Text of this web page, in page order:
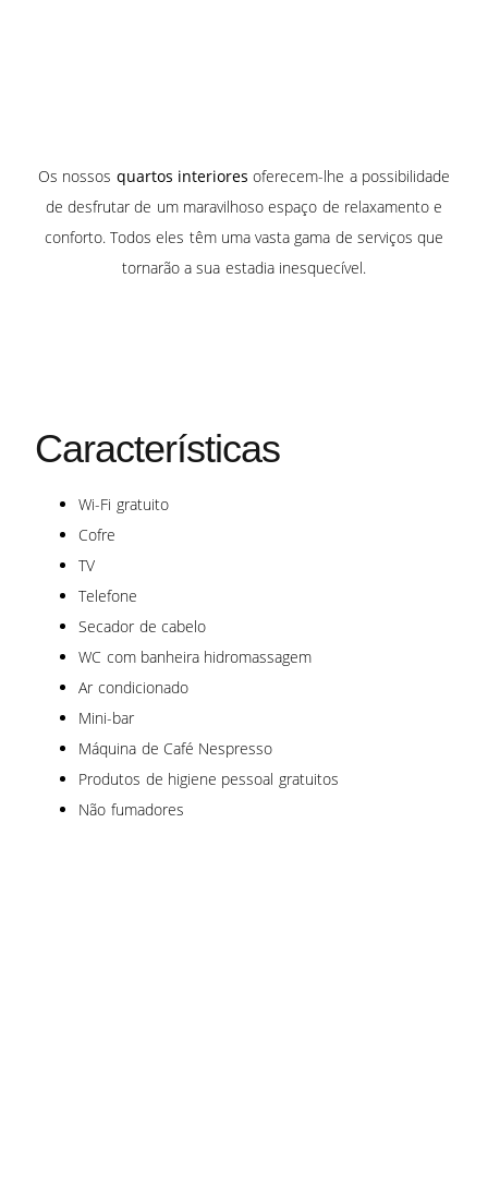
Os nossos quartos interiores oferecem-lhe a possibilidade
de desfrutar de um maravilhoso espaço de relaxamento e
conforto. Todos eles têm uma vasta gama de serviços que
tornarão a sua estadia inesquecível.
Características
Wi-Fi gratuito
Cofre
TV
Telefone
Secador de cabelo
WC com banheira hidromassagem
Ar condicionado
Mini-bar
Máquina de Café Nespresso
Produtos de higiene pessoal gratuitos
Não fumadores